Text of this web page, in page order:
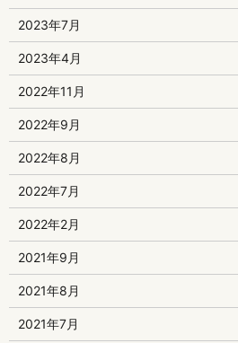
2023年7月
2023年4月
2022年11月
2022年9月
2022年8月
2022年7月
2022年2月
2021年9月
2021年8月
2021年7月